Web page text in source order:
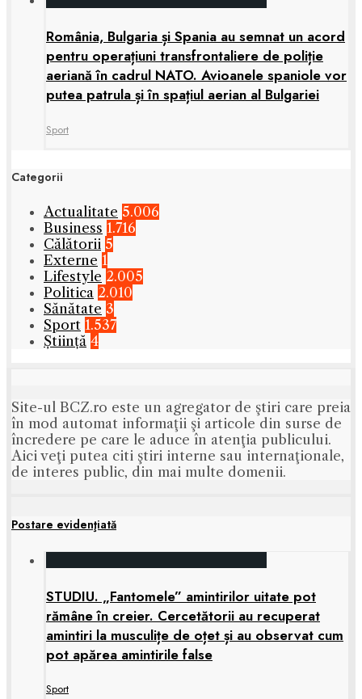
România, Bulgaria și Spania au semnat un acord
pentru operațiuni transfrontaliere de poliție
aeriană în cadrul NATO. Avioanele spaniole vor
putea patrula și în spațiul aerian al Bulgariei
Sport
Categorii
Actualitate 5.006
Business 1.716
Călătorii 5
Externe 1
Lifestyle 2.005
Politica 2.010
Sănătate 3
Sport 1.537
Știință 4
Site-ul BCZ.ro este un agregator de ştiri care preia
în mod automat informaţii şi articole din surse de
încredere pe care le aduce în atenţia publicului.
Aici veţi putea citi ştiri interne sau internaţionale,
de interes public, din mai multe domenii.
Postare evidenţiată
STUDIU. „Fantomele” amintirilor uitate pot
rămâne în creier. Cercetătorii au recuperat
amintiri la musculițe de oțet și au observat cum
pot apărea amintirile false
Sport